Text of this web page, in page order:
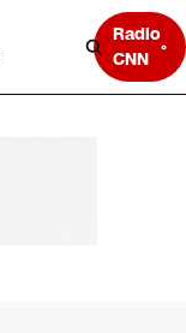
Radio
CNN